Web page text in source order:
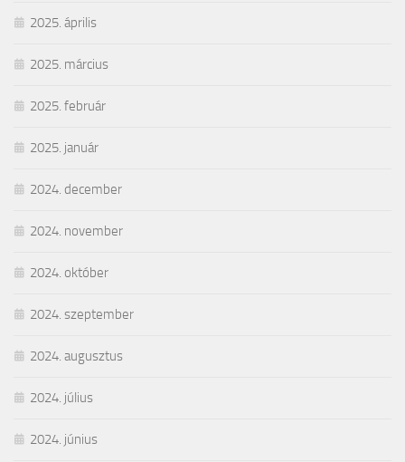
2025. április
2025. március
2025. február
2025. január
2024. december
2024. november
2024. október
2024. szeptember
2024. augusztus
2024. július
2024. június